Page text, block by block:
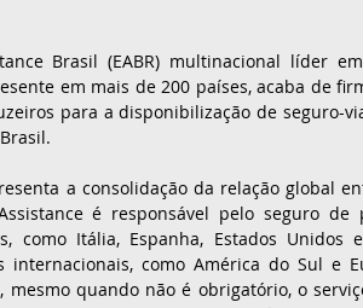
Brasil (EABR) multinacional líder
em mais de 200 países, acaba de
para a disponibilização de seguro-
a consolidação da relação global
é responsável pelo seguro de
como Itália, Espanha, Estados Unidos
internacionais, como América do Sul e
mesmo quando não é obrigatório, o